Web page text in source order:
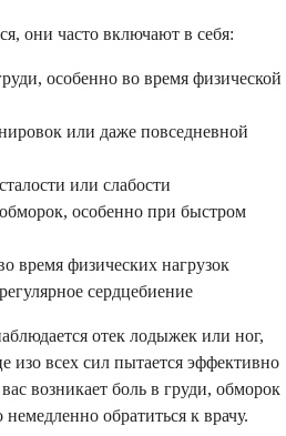
они часто включают в себя:
особенно во время физической
или даже повседневной
или слабости
особенно при быстром
время физических нагрузок
сердцебиение
отек лодыжек или ног,
изо всех сил пытается эффективно
возникает боль в груди, обморок
обратиться к врачу.